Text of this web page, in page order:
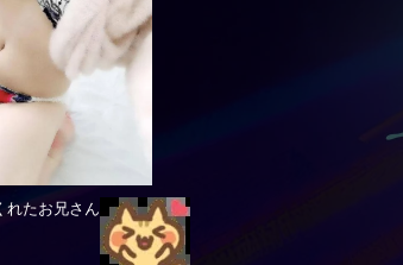
れたお兄さん